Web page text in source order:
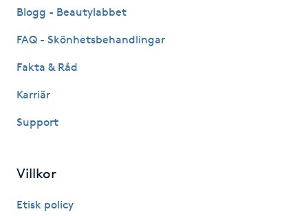
Hälsa
IPL
Blogg - Beautylabbet
FAQ - Skönhetsbehandlingar
Fakta & Råd
Karriär
Support
Villkor
Etisk policy